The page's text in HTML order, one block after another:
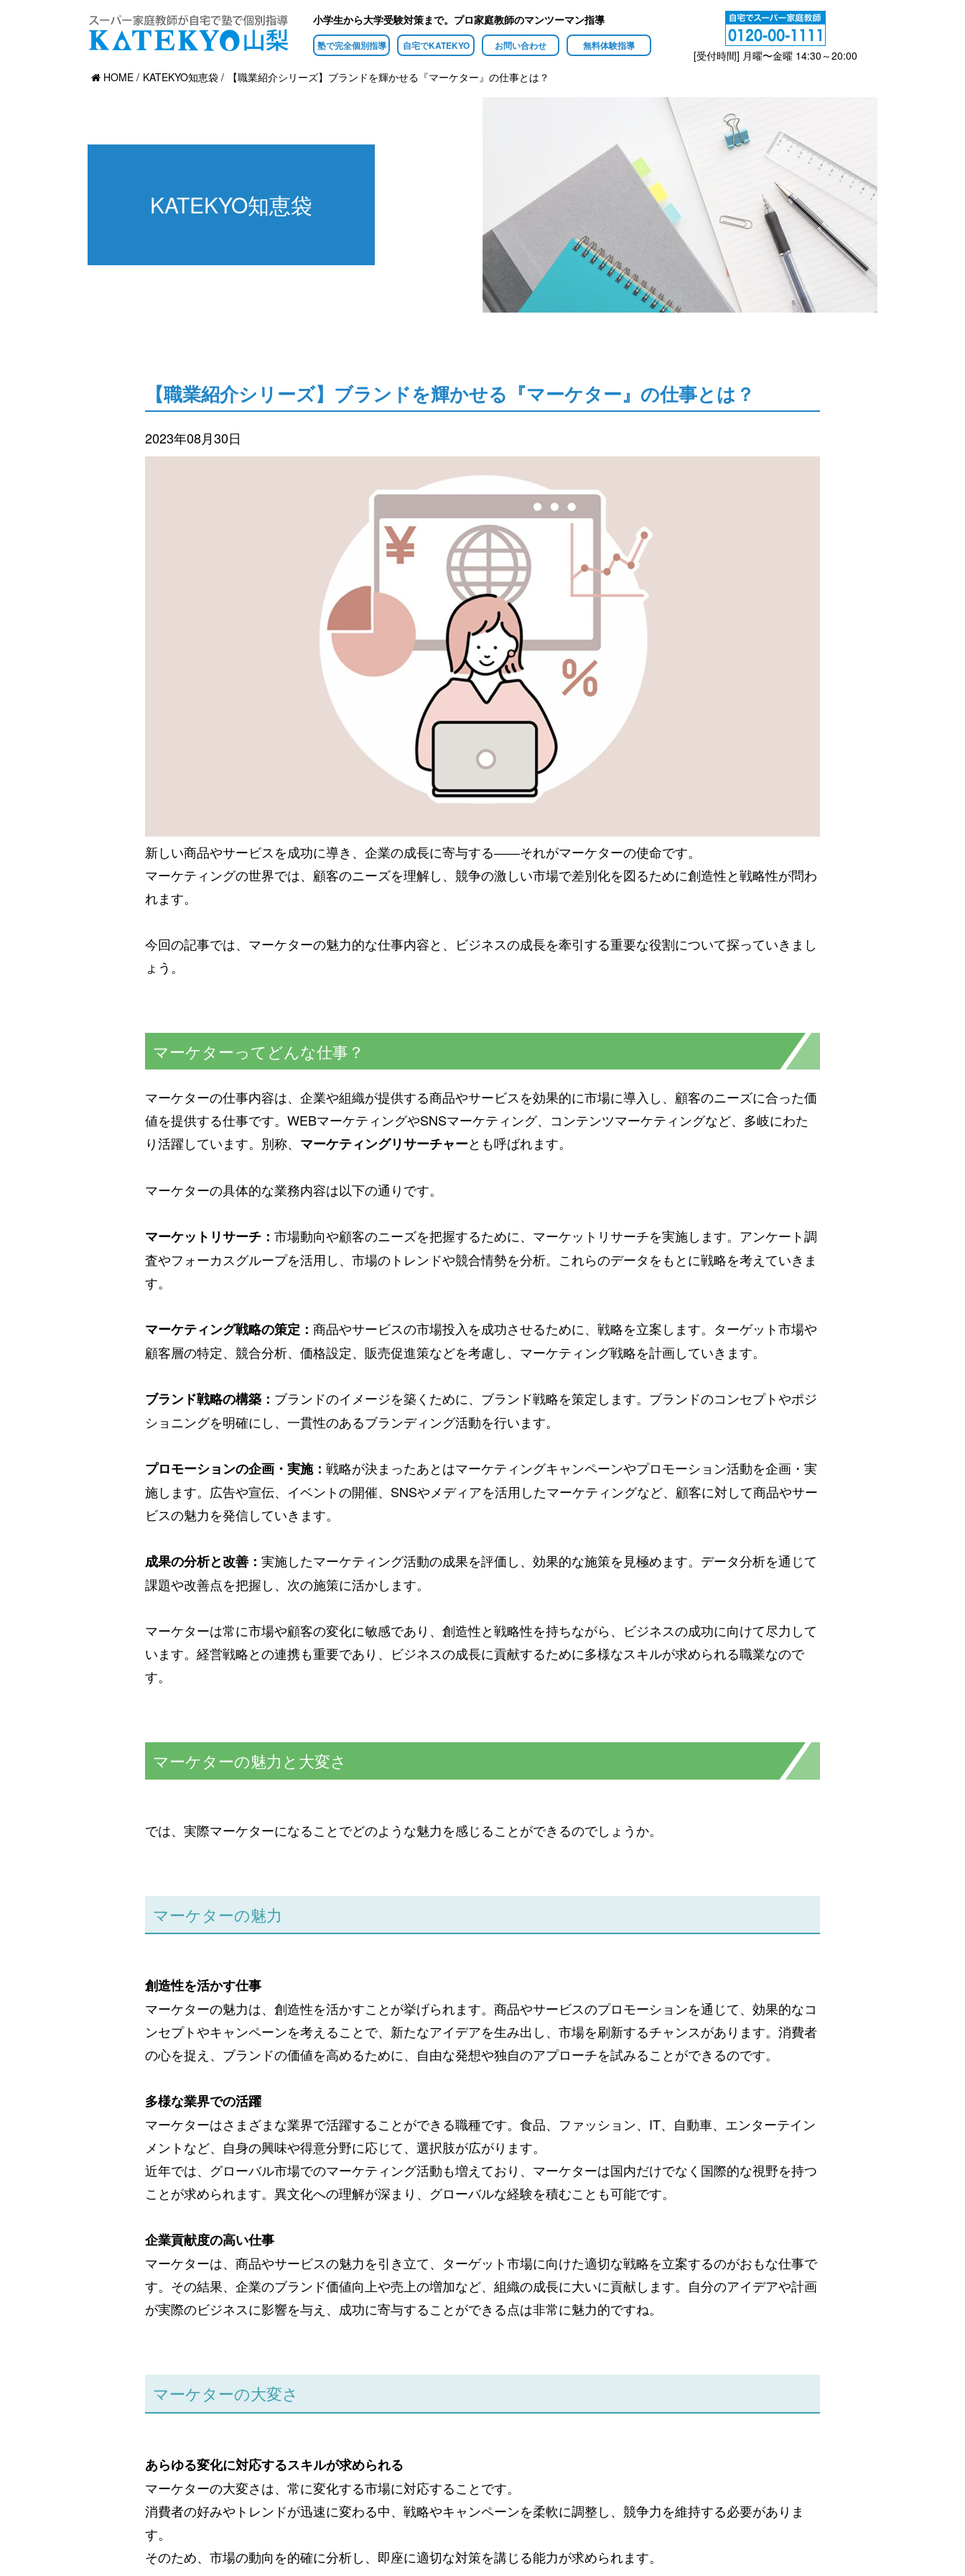
小学生から大学受験対策まで。プロ家庭教師のマンツーマン指導
塾で完全個別指導 自宅でKATEKYO お問い合わせ 無料体験指導
[受付時間] 月曜〜金曜 14:30～20:00
HOME
KATEKYO知恵袋 【職業紹介シリーズ】ブランドを輝かせる『マーケター』の仕事とは？
KATEKYO知恵袋
【職業紹介シリーズ】ブランドを輝かせる『マーケター』の仕事とは？
2023年08月30日
新しい商品やサービスを成功に導き、企業の成長に寄与する――それがマーケターの使命です。
マーケティングの世界では、顧客のニーズを理解し、競争の激しい市場で差別化を図るために創造性と戦略性が問わ
れます。
今回の記事では、マーケターの魅力的な仕事内容と、ビジネスの成長を牽引する重要な役割について探っていきまし
ょう。
マーケターってどんな仕事？
マーケターの仕事内容は、企業や組織が提供する商品やサービスを効果的に市場に導入し、顧客のニーズに合った価
値を提供する仕事です。WEBマーケティングやSNSマーケティング、コンテンツマーケティングなど、多岐にわた
り活躍しています。別称、 マーケティングリサーチャーとも呼ばれます。
マーケターの具体的な業務内容は以下の通りです。
マーケットリサーチ： 市場動向や顧客のニーズを把握するために、マーケットリサーチを実施します。アンケート調
査やフォーカスグループを活用し、市場のトレンドや競合情勢を分析。これらのデータをもとに戦略を考えていきま
す。
マーケティング戦略の策定： 商品やサービスの市場投入を成功させるために、戦略を立案します。ターゲット市場や
顧客層の特定、競合分析、価格設定、販売促進策などを考慮し、マーケティング戦略を計画していきます。
ブランド戦略の構築： ブランドのイメージを築くために、ブランド戦略を策定します。ブランドのコンセプトやポジ
ショニングを明確にし、一貫性のあるブランディング活動を行います。
プロモーションの企画・実施： 戦略が決まったあとはマーケティングキャンペーンやプロモーション活動を企画・実
施します。広告や宣伝、イベントの開催、SNSやメディアを活用したマーケティングなど、顧客に対して商品やサー
ビスの魅力を発信していきます。
成果の分析と改善： 実施したマーケティング活動の成果を評価し、効果的な施策を見極めます。データ分析を通じて
課題や改善点を把握し、次の施策に活かします。
マーケターは常に市場や顧客の変化に敏感であり、創造性と戦略性を持ちながら、ビジネスの成功に向けて尽力して
います。経営戦略との連携も重要であり、ビジネスの成長に貢献するために多様なスキルが求められる職業なので
す。
マーケターの魅力と大変さ
では、実際マーケターになることでどのような魅力を感じることができるのでしょうか。
マーケターの魅力
創造性を活かす仕事
マーケターの魅力は、創造性を活かすことが挙げられます。商品やサービスのプロモーションを通じて、効果的なコ
ンセプトやキャンペーンを考えることで、新たなアイデアを生み出し、市場を刷新するチャンスがあります。消費者
の心を捉え、ブランドの価値を高めるために、自由な発想や独自のアプローチを試みることができるのです。
多様な業界での活躍
マーケターはさまざまな業界で活躍することができる職種です。食品、ファッション、IT、自動車、エンターテイン
メントなど、自身の興味や得意分野に応じて、選択肢が広がります。
近年では、グローバル市場でのマーケティング活動も増えており、マーケターは国内だけでなく国際的な視野を持つ
ことが求められます。異文化への理解が深まり、グローバルな経験を積むことも可能です。
企業貢献度の高い仕事
マーケターは、商品やサービスの魅力を引き立て、ターゲット市場に向けた適切な戦略を立案するのがおもな仕事で
す。その結果、企業のブランド価値向上や売上の増加など、組織の成長に大いに貢献します。自分のアイデアや計画
が実際のビジネスに影響を与え、成功に寄与することができる点は非常に魅力的ですね。
マーケターの大変さ
あらゆる変化に対応するスキルが求められる
マーケターの大変さは、常に変化する市場に対応することです。
消費者の好みやトレンドが迅速に変わる中、戦略やキャンペーンを柔軟に調整し、競争力を維持する必要がありま
す。
そのため、市場の動向を的確に分析し、即座に適切な対策を講じる能力が求められます。